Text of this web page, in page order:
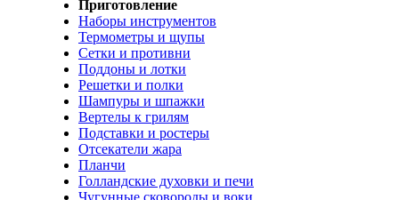
Приготовление
Наборы инструментов
Термометры и щупы
Сетки и противни
Поддоны и лотки
Решетки и полки
Шампуры и шпажки
Вертелы к грилям
Подставки и ростеры
Отсекатели жара
Планчи
Голландские духовки и печи
Чугунные сковороды и воки